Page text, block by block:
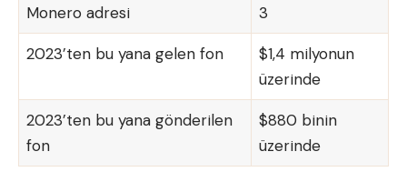
Monero adresi 3
2023’ten bu yana gelen fon
$1,4 milyonun
üzerinde
2023’ten bu yana gönderilen
fon
$880 binin
üzerinde